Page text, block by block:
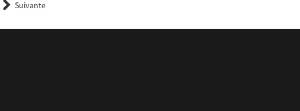
(current)Suivante